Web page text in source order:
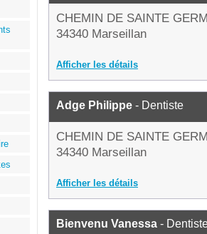
CHEMIN DE SAINTE
34340 Marseillan
Afficher les détails
Adge Philippe - Dentiste
CHEMIN DE SAINTE
34340 Marseillan
Afficher les détails
Bienvenu Vanessa -